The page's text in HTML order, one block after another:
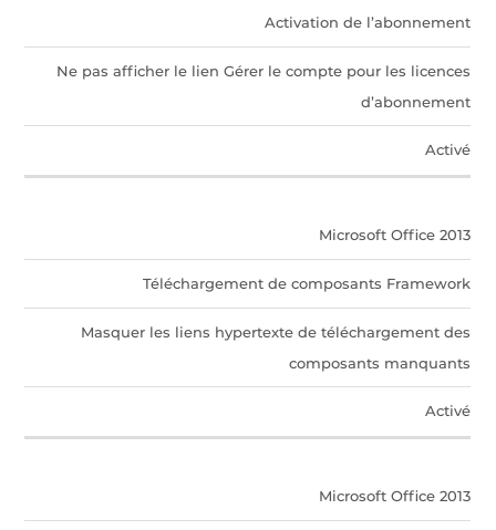
Activation de l’abonnement
Ne pas afficher le lien Gérer le compte pour les licences
d’abonnement
Activé
Microsoft Office 2013
Téléchargement de composants Framework
Masquer les liens hypertexte de téléchargement des
composants manquants
Activé
Microsoft Office 2013